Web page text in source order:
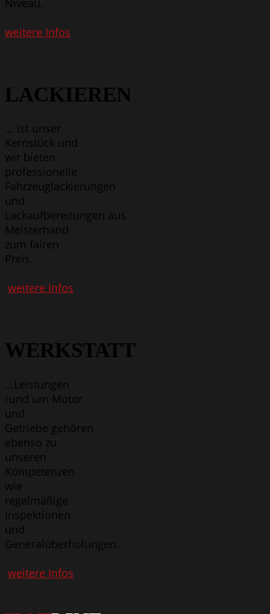
Niveau.
weitere Infos
LACKIEREN
... ist unser
Kernstück und
wir bieten
professionelle
Fahrzeuglackierungen
und
Lackaufbereitungen aus
Meisterhand
zum fairen
Preis.
weitere Infos
WERKSTATT
...Leistungen
rund um Motor
und
Getriebe gehören
ebenso zu
unseren
Kompetenzen
wie
regelmäßige
Inspektionen
und
Generalüberholungen.
weitere Infos